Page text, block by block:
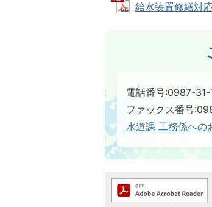
給水装置修繕対
電話番号:0987-31-
ファックス番号
水道課 工務係への